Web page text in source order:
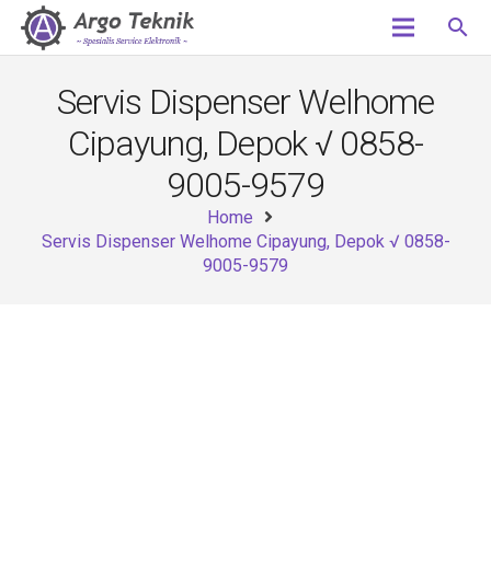
search
Servis Dispenser Welhome
Cipayung, Depok √ 0858-
9005-9579
Home
Servis Dispenser Welhome Cipayung, Depok √ 0858-
9005-9579